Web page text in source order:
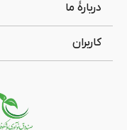
دربارۀ ما
کاربران